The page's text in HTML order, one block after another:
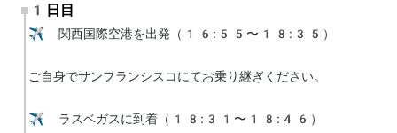
1日目
✈️ 関西国際空港を出発（16:55〜18:35）
ご自身でサンフランシスコにてお乗り継ぎください。
✈️ ラスベガスに到着（18:31〜18:46）